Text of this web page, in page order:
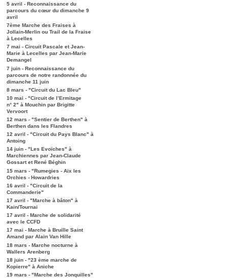
5 avril - Reconnaissance du
parcours du cœur du dimanche 9
avril
7ème Marche des Fraises à
Jollain-Merlin ou Trail de la Fraise
à Lecelles
7 mai - Circuit Pascale et Jean-
Marie à Lecelles par Jean-Marie
Demangel
7 juin - Reconnaissance du
parcours de notre randonnée du
dimanche 11 juin
8 mars - "Circuit du Lac Bleu"
10 mai - "Circuit de l’Ermitage
n° 2" à Mouchin par Brigitte
Vervoort
12 mars - "Sentier de Berthen" à
Berthen dans les Flandres
12 avril - "Circuit du Pays Blanc" à
Antoing
14 juin - "Les Evoïches" à
Marchiennes par Jean-Claude
Gossart et René Béghin
15 mars - "Rumegies - Aix les
Orchies - Howardries
16 avril - "Circuit de la
Commanderie"
17 avril - "Marche à bâton" à
Kain/Tournai
17 avril - Marche de solidarité
avec le CCFD
17 mai - Marche à Bruille Saint
Amand par Alain Van Hille
18 mars - Marche nocturne à
Wallers Arenberg
18 juin - "23 ème marche de
Kopierre" à Aniche
19 mars - "Marche des Jonquilles"